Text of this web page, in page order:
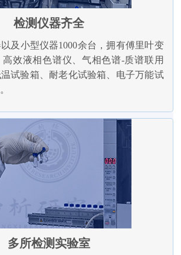
检测仪器齐全
及小型仪器1000余台，拥有傅里叶变
效液相色谱仪、气相色谱-质谱联用
试验箱、耐老化试验箱、电子万能试
多所检测实验室